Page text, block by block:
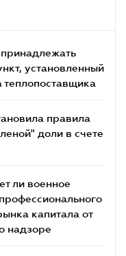
установленный
теплопоставщика
правила
доли в счете
ли военное
капитала от
надзоре